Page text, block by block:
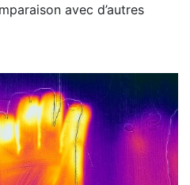
avec d’autres